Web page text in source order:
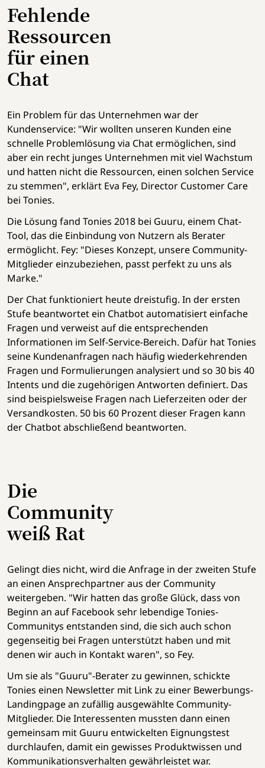
Fehlende
Ressourcen
für einen
Chat
Ein Problem für das Unternehmen war der
Kundenservice: "Wir wollten unseren Kunden eine
schnelle Problemlösung via Chat ermöglichen, sind
aber ein recht junges Unternehmen mit viel Wachstum
und hatten nicht die Ressourcen, einen solchen Service
zu stemmen", erklärt Eva Fey, Director Customer Care
bei Tonies.
Die Lösung fand Tonies 2018 bei Guuru, einem Chat-
Tool, das die Einbindung von Nutzern als Berater
ermöglicht. Fey: "Dieses Konzept, unsere Community-
Mitglieder einzubeziehen, passt perfekt zu uns als
Marke."
Der Chat funktioniert heute dreistufig. In der ersten
Stufe beantwortet ein Chatbot automatisiert einfache
Fragen und verweist auf die entsprechenden
Informationen im Self-Service-Bereich. Dafür hat Tonies
seine Kundenanfragen nach häufig wiederkehrenden
Fragen und Formulierungen analysiert und so 30 bis 40
Intents und die zugehörigen Antworten definiert. Das
sind beispielsweise Fragen nach Lieferzeiten oder der
Versandkosten. 50 bis 60 Prozent dieser Fragen kann
der Chatbot abschließend beantworten.
Die
Community
weiß Rat
Gelingt dies nicht, wird die Anfrage in der zweiten Stufe
an einen Ansprechpartner aus der Community
weitergeben. "Wir hatten das große Glück, dass von
Beginn an auf Facebook sehr lebendige Tonies-
Communitys entstanden sind, die sich auch schon
gegenseitig bei Fragen unterstützt haben und mit
denen wir auch in Kontakt waren", so Fey.
Um sie als "Guuru"-Berater zu gewinnen, schickte
Tonies einen Newsletter mit Link zu einer Bewerbungs-
Landingpage an zufällig ausgewählte Community-
Mitglieder. Die Interessenten mussten dann einen
gemeinsam mit Guuru entwickelten Eignungstest
durchlaufen, damit ein gewisses Produktwissen und
Kommunikationsverhalten gewährleistet war.